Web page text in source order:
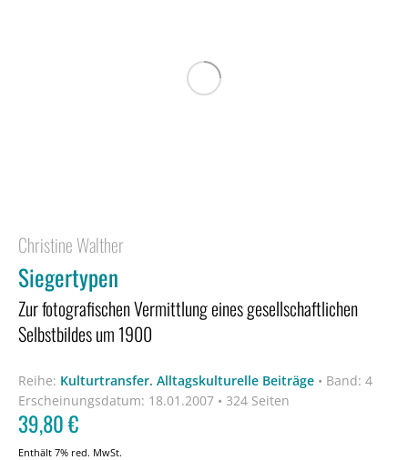
Christine Walther
Siegertypen
Zur fotografischen Vermittlung eines gesellschaftlichen
Selbstbildes um 1900
Reihe: Kulturtransfer. Alltagskulturelle Beiträge • Band: 4
Erscheinungsdatum: 18.01.2007 • 324 Seiten
39,80€
Enthält 7% red. MwSt.